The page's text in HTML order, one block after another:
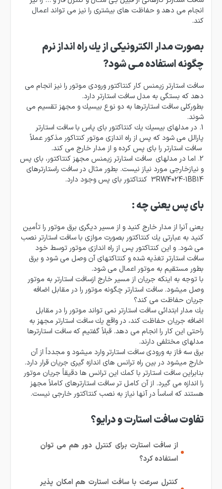
انجام می دهد و حفاظت های بیشتری را نیز می تواند اعمال
كند.
بصورت مدار الكترونیكی از یك راه انداز نرم
چگونه استفاده مـی شود?
سافت استارتر زیمنس كار كنتاكتور ورودی موتور را نیز انجام می
دهد كه بستگی به مدل سافت استارتر دارد.
بطوركلی سافت استارترها به دو نوع بیسیك و مجهز تقسیم می
شوند.
1. در مدلهای بیسیك یك كنتاكتور بای پاس با سافت استارتر
پارالل می شود كه پس از راه اندازی موتور كنتاكور مذكور عملاً
سافت استارتر را بای پس كرده و از مدار خارج می كند.
2. اما در مدلهای سافت استارتر زیمنس مجهز كنتاكتور، بای پس
و نیازخارجی مورد نیاز نیست. بطور مثال در سافت راستارترهای
3RW4024-1BB14 كنتاكتور بای پس وجود دارد.
بای پس یعنی چه :
یعنی آنرا از مدار خارج كنید و از مسیر دیگری برق موتور را تأمین
كنید به عبارتی یك كنتاكتور بصورت موازی با سافت استارتر نصب
می شود. و این كنتاكتور پس از راه اندازی موتور توسط خود
سافت استارتر تغذیه شده و كنتاكتهای آن وصل می شود و برق
بطور مستقیم به موتور اعمال می شود.
با توجه به اینكه جریان از مسیر خارج ازسافت استارتر به موتور
وصل میشود. سافت استارتر چگونه موتور را در مقابل اضافه
جریان حفاظت می كند؟
یك مدار ابتدائی سافت استارتر نمی تواند موتور را در مقابل
اضافه جریان حفاظت كند، در واقع یك سافت استارتر مجهز به
راحتی این كار را انجام می دهد. قبلاً گفتیم كه سافت استارترها
مدلهای مختلفی دارند.
برق سه فاز به ورودی سافت استارتر وارد میشود و مجدداً از آن
خارج میشود در بین راه ترانس های اندازه گیری جریان قرار دارد.
بنابراین سافت استارتر با كمك این ترانس ها دقیقاً جریان موتور
را اندازه می گیرد. از آن كامل تر سافت استارترهای كاملاً مجهز
هستند كه اساساً در آنها نیاز به نصب كنتاكتور خارجی نیست.
تفاوت سافت استارت و درایو؟
از سافت استارت برای کنترل دور هم می توان
استفاده کرد؟
کنترل سرعت با سافت استارت هم امکان پذیر